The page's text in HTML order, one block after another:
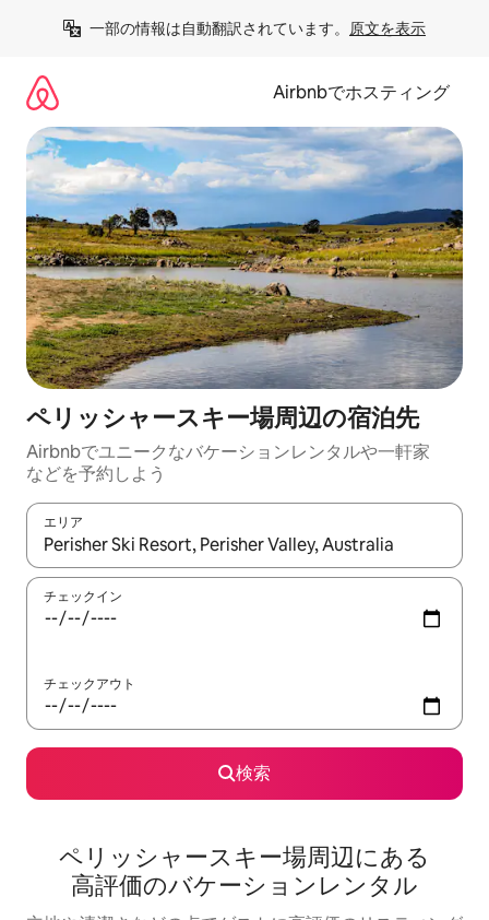
一部の情報は自動翻訳されています。 原文を表示
Airbnbでホスティング
ペリッシャースキー場⁠周⁠辺⁠の宿⁠泊⁠先
Airbnbでユニークなバ⁠ケ⁠ー⁠シ⁠ョ⁠ンレ⁠ン⁠タ⁠ルや一⁠軒⁠家
な⁠ど⁠を予⁠約⁠し⁠よ⁠う
エリア
検索結果が表示されたら、上下の矢印キーを使って移動するか
チェックイン
チェックアウト
検索
ペリッシャースキー場⁠周⁠辺⁠に⁠あ⁠る
高⁠評⁠価⁠のバ⁠ケ⁠ー⁠シ⁠ョ⁠ン⁠レ⁠ン⁠タ⁠ル